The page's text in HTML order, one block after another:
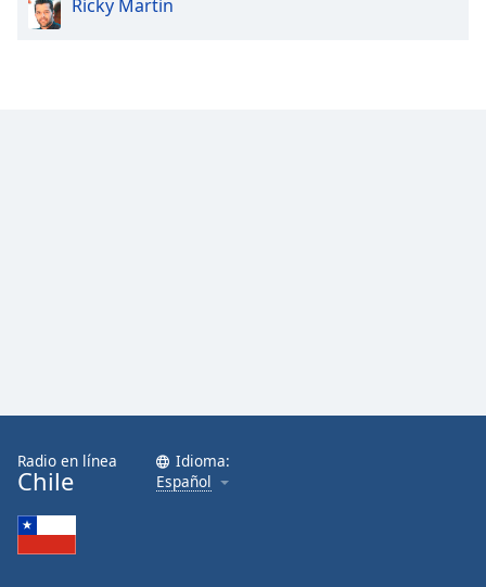
Ricky Martin
Radio en línea
Chile
Idioma:
Español